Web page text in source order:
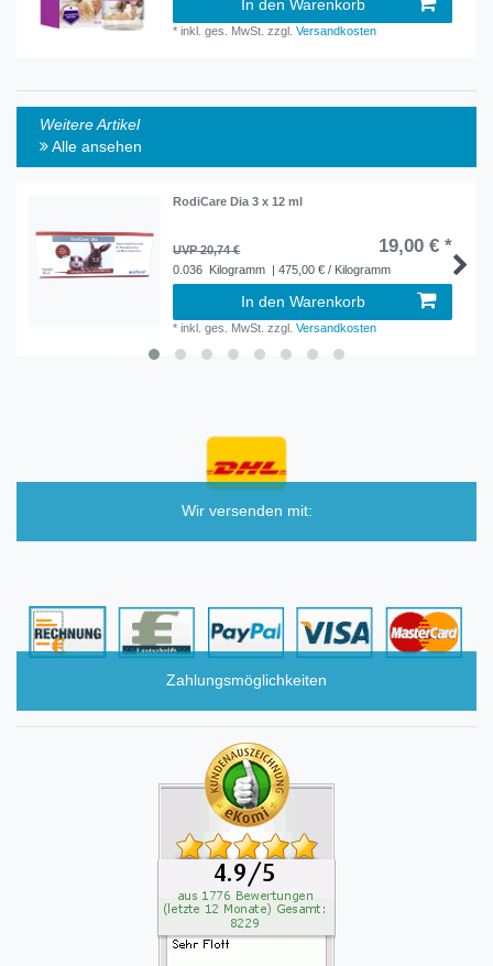
In den Warenkorb
*inkl. ges. MwSt. zzgl.Versandkosten
Weitere Artikel
Alle ansehen
RodiCare Dia 3 x 12 ml
UVP 20,74 € 19,00 € *
0.036 Kilogramm | 475,00 € / Kilogramm
In den Warenkorb
*inkl. ges. MwSt. zzgl.Versandkosten
Wir versenden mit:
Zahlungsmöglichkeiten